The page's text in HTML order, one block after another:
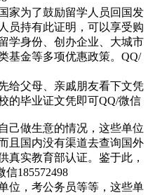
家为了鼓励留学人员回国发
员持有此证明，可以享受购
学身份、创办企业、大城市
基金等多项优惠政策。QQ/
给父母、亲戚朋友看下文凭
的毕业证文凭即可QQ/微信
己做生意的情况，这些单位
且国内没有渠道去查询国外
真实教育部认证。鉴于此，
185572498
位，考公务员等等，这些单